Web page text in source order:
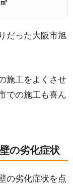
だった大阪市旭
施工をよくさせ
での施工も喜ん
の劣化症状
の劣化症状を点